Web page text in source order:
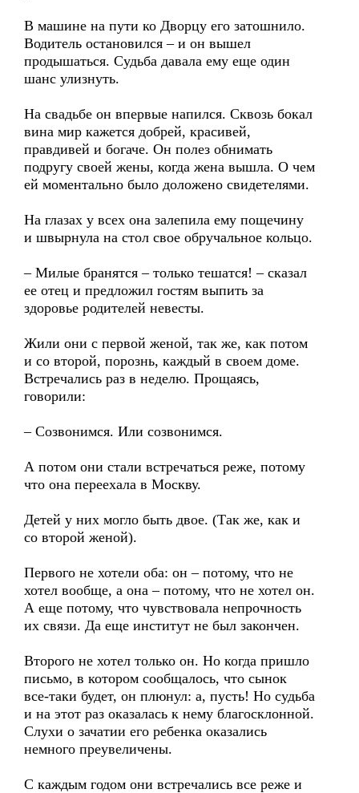
В машине на пути ко Дворцу его затошнило.
Водитель остановился – и он вышел
продышаться. Судьба давала ему еще один
шанс улизнуть.
На свадьбе он впервые напился. Сквозь бокал
вина мир кажется добрей, красивей,
правдивей и богаче. Он полез обнимать
подругу своей жены, когда жена вышла. О чем
ей моментально было доложено свидетелями.
На глазах у всех она залепила ему пощечину
и швырнула на стол свое обручальное кольцо.
– Милые бранятся – только тешатся! – сказал
ее отец и предложил гостям выпить за
здоровье родителей невесты.
Жили они с первой женой, так же, как потом
и со второй, порознь, каждый в своем доме.
Встречались раз в неделю. Прощаясь,
говорили:
– Созвонимся. Или созвонимся.
А потом они стали встречаться реже, потому
что она переехала в Москву.
Детей у них могло быть двое. (Так же, как и
со второй женой).
Первого не хотели оба: он – потому, что не
хотел вообще, а она – потому, что не хотел он.
А еще потому, что чувствовала непрочность
их связи. Да еще институт не был закончен.
Второго не хотел только он. Но когда пришло
письмо, в котором сообщалось, что сынок
все-таки будет, он плюнул: а, пусть! Но судьба
и на этот раз оказалась к нему благосклонной.
Слухи о зачатии его ребенка оказались
немного преувеличены.
С каждым годом они встречались все реже и